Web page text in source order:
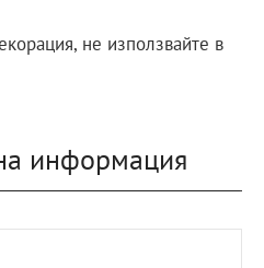
не използвайте в
информация